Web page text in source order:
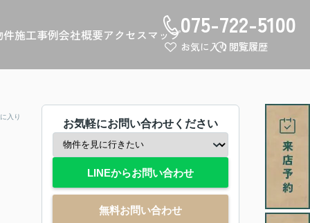
施工事例会社概要アクセスマップ075-722-5100
お気に入り 閲覧履歴
入り
お気軽にお問い合わせください
LINEからお問い合わせ
無料お問い合わせ